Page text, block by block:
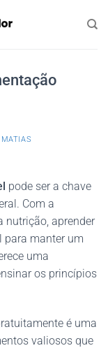
pode ser a chave
Com a
nutrição, aprender
para manter um
uma
os princípios
é uma
valiosos que